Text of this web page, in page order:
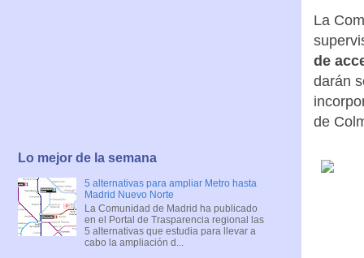
La
de
darán
de
Lo mejor de la semana
5 alternativas para ampliar Metro hasta
Madrid Nuevo Norte
La Comunidad de Madrid ha publicado
en el Portal de Trasparencia regional las
5 alternativas que estudia para llevar a
cabo la ampliación d...